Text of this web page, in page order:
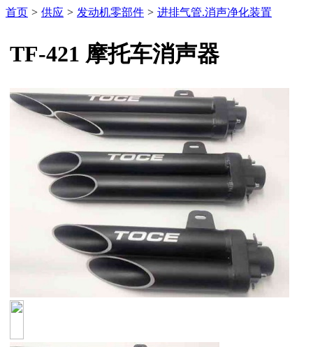
首页 > 供应 > 发动机零部件 > 进排气管.消声净化装置
TF-421 摩托车消声器